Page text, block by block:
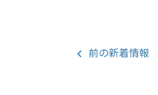
前の新着情報